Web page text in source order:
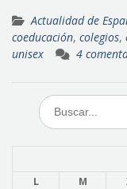
Actualidad de
coeducación, colegios,
unisex
4
Buscar:
L M